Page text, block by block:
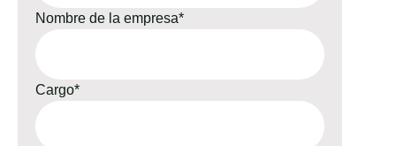
Nombre de la empresa*
Cargo*